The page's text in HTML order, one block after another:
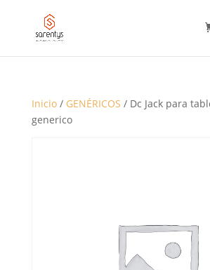
PRODUCTOS
Inicio/ GENÉRICOS / Dc Jack para
generico